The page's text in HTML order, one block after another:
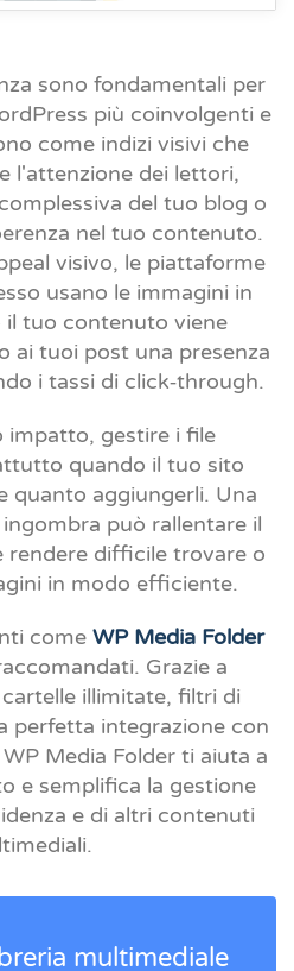
sono fondamentali per
più coinvolgenti e
come indizi visivi che
l'attenzione dei lettori,
del tuo blog o
nel tuo contenuto.
visivo, le piattaforme
usano le immagini in
il tuo contenuto viene
ai tuoi post una presenza
i tassi di click‑through.
impatto, gestire i file
quando il tuo sito
quanto aggiungerli. Una
può rallentare il
rendere difficile trovare o
in modo efficiente.
come WP Media Folder
Grazie a
illimitate, filtri di
perfetta integrazione con
Media Folder ti aiuta a
e semplifica la gestione
e di altri contenuti
multimediale